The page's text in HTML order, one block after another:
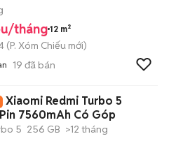
tháng 12 m²
(P. Xóm Chiếu mới)
19 đã bán
Xiaomi Redmi Turbo 5
7560mAh Có Góp
5 256 GB >12 tháng